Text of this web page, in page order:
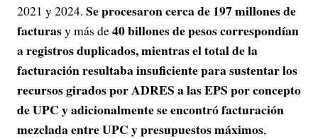
2021 y 2024. Se procesaron cerca de 197 millones de
facturasy más de40 billones de pesos correspondían
a registros duplicados, mientras el total de la
facturación resultaba insuficiente para sustentar los
recursos girados por ADRES a las EPS por concepto
de UPC y adicionalmente se encontró facturación
mezclada entre UPC y presupuestos máximos,